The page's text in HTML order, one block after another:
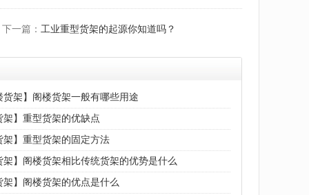
下一篇： 工业重型货架的起源你知道吗？
货架】阁楼货架一般有哪些用途
架】重型货架的优缺点
架】重型货架的固定方法
架】阁楼货架相比传统货架的优势是什么
架】阁楼货架的优点是什么